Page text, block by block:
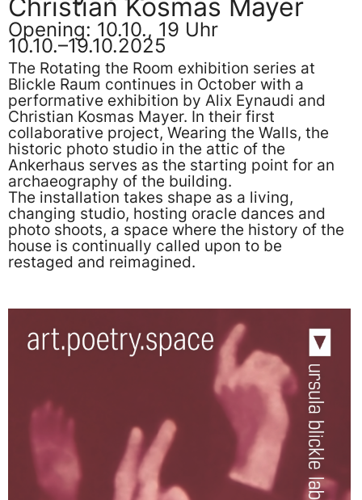
Christian Kosmas Mayer
Opening: 10.10., 19 Uhr
10.10.–19.10.2025
The Rotating the Room exhibition series at
Blickle Raum continues in October with a
performative exhibition by Alix Eynaudi and
Christian Kosmas Mayer. In their first
collaborative project, Wearing the Walls, the
historic photo studio in the attic of the
Ankerhaus serves as the starting point for an
archaeography of the building.
The installation takes shape as a living,
changing studio, hosting oracle dances and
photo shoots, a space where the history of the
house is continually called upon to be
restaged and reimagined.